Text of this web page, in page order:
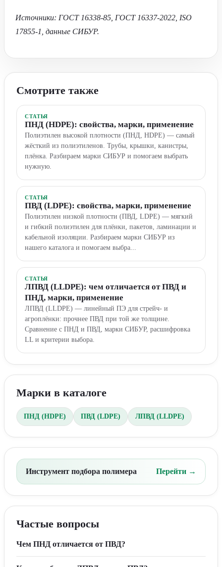
Источники: ГОСТ 16338-85, ГОСТ 16337-2022, ISO
17855-1, данные СИБУР.
Смотрите также
СТАТЬЯ
ПНД (HDPE): свойства, марки, применение
Полиэтилен высокой плотности (ПНД, HDPE) — самый
жёсткий из полиэтиленов. Трубы, крышки, канистры,
плёнка. Разбираем марки СИБУР и помогаем выбрать
нужную.
СТАТЬЯ
ПВД (LDPE): свойства, марки, применение
Полиэтилен низкой плотности (ПВД, LDPE) — мягкий
и гибкий полиэтилен для плёнки, пакетов, ламинации и
кабельной изоляции. Разбираем марки СИБУР из
нашего каталога и помогаем выбра...
СТАТЬЯ
ЛПВД (LLDPE): чем отличается от ПВД и
ПНД, марки, применение
ЛПВД (LLDPE) — линейный ПЭ для стрейч- и
агроплёнки: прочнее ПВД при той же толщине.
Сравнение с ПНД и ПВД, марки СИБУР, расшифровка
LL и критерии выбора.
Марки в каталоге
ПНД (HDPE) ПВД (LDPE) ЛПВД (LLDPE)
Инструмент подбора полимера Перейти →
Частые вопросы
Чем ПНД отличается от ПВД?